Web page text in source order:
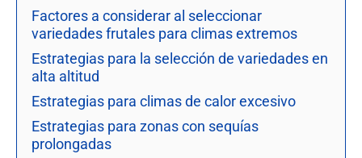
Factores a considerar al seleccionar
variedades frutales para climas extremos
Estrategias para la selección de variedades en
alta altitud
Estrategias para climas de calor excesivo
Estrategias para zonas con sequías
prolongadas